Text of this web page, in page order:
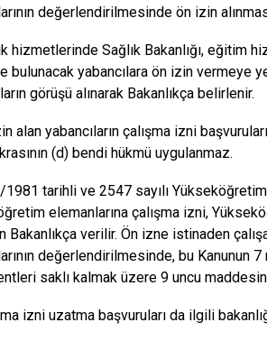
değerlendirilmesinde ön izin
hizmetlerinde Sağlık Bakanlığı, eğitim
bulunacak yabancılara ön izin vermeye
görüşü alınarak Bakanlıkça belirlenir.
alan yabancıların çalışma izni
(d) bendi hükmü uygulanmaz.
tarihli ve 2547 sayılı Yükseköğretim
elemanlarına çalışma izni,
Bakanlıkça verilir. Ön izne istinaden
değerlendirilmesinde, bu Kanunun
saklı kalmak üzere 9 uncu
izni uzatma başvuruları da ilgili